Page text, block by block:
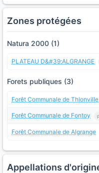
Zones protégées
Natura 2000 (1)
PLATEAU D&#39;ALGRANGE
Forets publiques (3)
Forêt Communale de Thionville
Forêt Communale de Fontoy
Forêt Communale de Algrange
Appellations